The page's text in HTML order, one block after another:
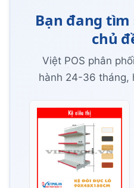
Bạn đang
chủ
Việt POS phân
hành 24-36 tháng,